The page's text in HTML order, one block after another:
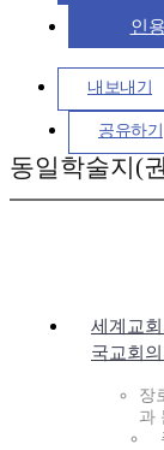
인
내보내기
공유하기
동일학술지(
세계교
국교회
장
과